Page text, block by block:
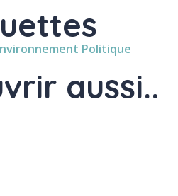
Politique
aussi..